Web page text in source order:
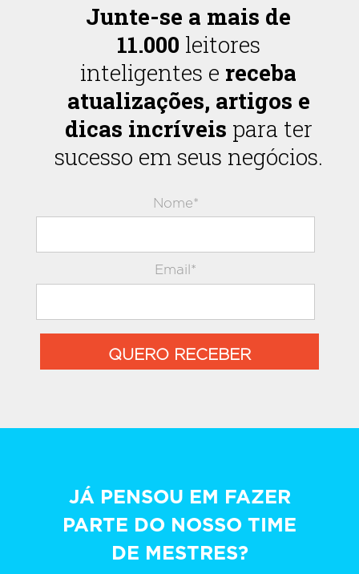
Junte-se a mais de
11.000 leitores
inteligentes e receba
atualizações, artigos e
dicas incríveis para ter
sucesso em seus negócios.
Nome*
Email*
QUERO RECEBER
JÁ PENSOU EM FAZER
PARTE DO NOSSO TIME
DE MESTRES?